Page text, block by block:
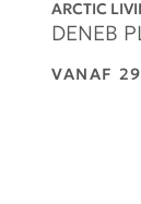
DENEB
VANAF